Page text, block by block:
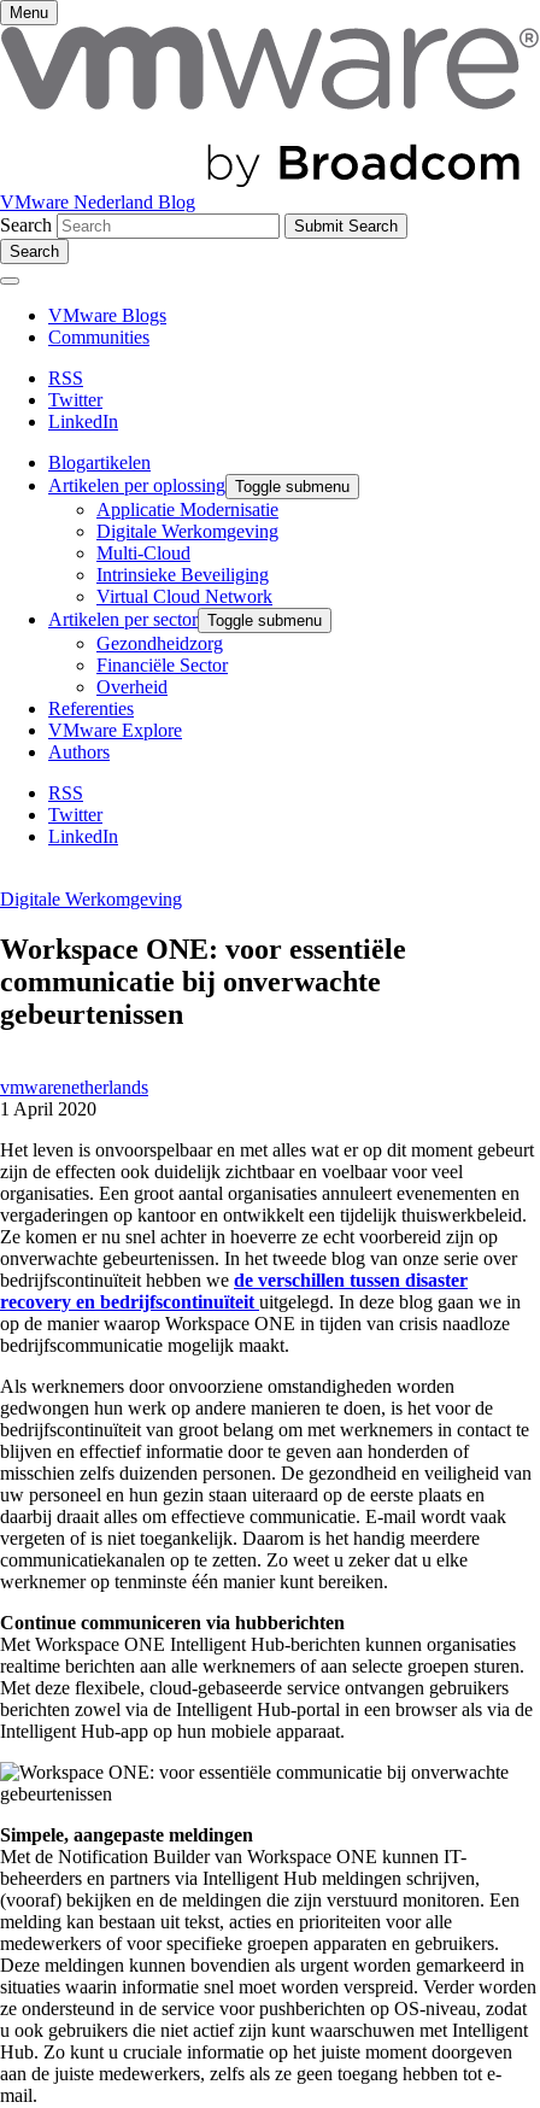
Menu
VMware Nederland Blog
Search
Search
VMware Blogs
Communities
RSS
Twitter
LinkedIn
Blogartikelen
Artikelen per oplossing Toggle submenu
Applicatie Modernisatie
Digitale Werkomgeving
Multi-Cloud
Intrinsieke Beveiliging
Virtual Cloud Network
Artikelen per sector Toggle submenu
Gezondheidzorg
Financiële Sector
Overheid
Referenties
VMware Explore
Authors
RSS
Twitter
LinkedIn
Digitale Werkomgeving
Workspace ONE: voor essentiële
communicatie bij onverwachte
gebeurtenissen
vmwarenetherlands
1 April 2020
Het leven is onvoorspelbaar en met alles wat er op dit moment gebeurt
zijn de effecten ook duidelijk zichtbaar en voelbaar voor veel
organisaties. Een groot aantal organisaties annuleert evenementen en
vergaderingen op kantoor en ontwikkelt een tijdelijk thuiswerkbeleid.
Ze komen er nu snel achter in hoeverre ze echt voorbereid zijn op
onverwachte gebeurtenissen. In het tweede blog van onze serie over
bedrijfscontinuïteit hebben we de verschillen tussen disaster
recovery en bedrijfscontinuïteit uitgelegd. In deze blog gaan we in
op de manier waarop Workspace ONE in tijden van crisis naadloze
bedrijfscommunicatie mogelijk maakt.
Als werknemers door onvoorziene omstandigheden worden
gedwongen hun werk op andere manieren te doen, is het voor de
bedrijfscontinuïteit van groot belang om met werknemers in contact te
blijven en effectief informatie door te geven aan honderden of
misschien zelfs duizenden personen. De gezondheid en veiligheid van
uw personeel en hun gezin staan uiteraard op de eerste plaats en
daarbij draait alles om effectieve communicatie. E-mail wordt vaak
vergeten of is niet toegankelijk. Daarom is het handig meerdere
communicatiekanalen op te zetten. Zo weet u zeker dat u elke
werknemer op tenminste één manier kunt bereiken.
Continue communiceren via hubberichten
Met Workspace ONE Intelligent Hub-berichten kunnen organisaties
realtime berichten aan alle werknemers of aan selecte groepen sturen.
Met deze flexibele, cloud-gebaseerde service ontvangen gebruikers
berichten zowel via de Intelligent Hub-portal in een browser als via de
Intelligent Hub-app op hun mobiele apparaat.
Simpele, aangepaste meldingen
Met de Notification Builder van Workspace ONE kunnen IT-
beheerders en partners via Intelligent Hub meldingen schrijven,
(vooraf) bekijken en de meldingen die zijn verstuurd monitoren. Een
melding kan bestaan uit tekst, acties en prioriteiten voor alle
medewerkers of voor specifieke groepen apparaten en gebruikers.
Deze meldingen kunnen bovendien als urgent worden gemarkeerd in
situaties waarin informatie snel moet worden verspreid. Verder worden
ze ondersteund in de service voor pushberichten op OS-niveau, zodat
u ook gebruikers die niet actief zijn kunt waarschuwen met Intelligent
Hub. Zo kunt u cruciale informatie op het juiste moment doorgeven
aan de juiste medewerkers, zelfs als ze geen toegang hebben tot e-
mail.